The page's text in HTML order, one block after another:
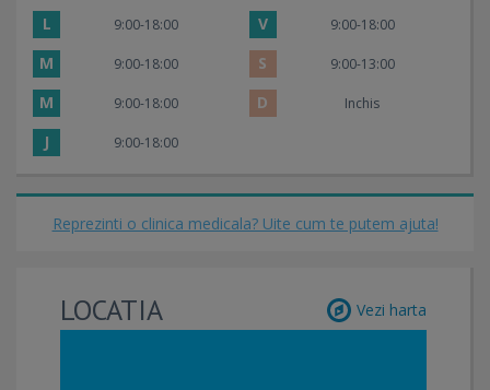
L 9:00-18:00 V 9:00-18:00
M 9:00-18:00 S 9:00-13:00
M 9:00-18:00 D Inchis
J 9:00-18:00
Reprezinti o clinica medicala? Uite cum te putem ajuta!
LOCATIA Vezi harta